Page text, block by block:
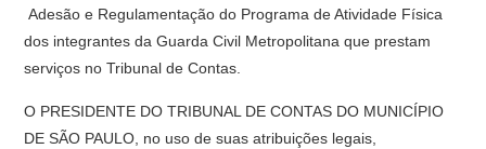
Adesão e Regulamentação do Programa de Atividade Física
dos integrantes da Guarda Civil Metropolitana que prestam
serviços no Tribunal de Contas.
O PRESIDENTE DO TRIBUNAL DE CONTAS DO MUNICÍPIO
DE SÃO PAULO, no uso de suas atribuições legais,